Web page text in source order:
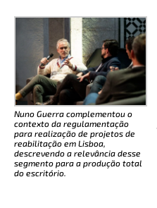
Nuno Guerra complementou o
contexto da regulamentação
para realização de projetos de
reabilitação em Lisboa,
descrevendo a relevância desse
segmento para a produção total
do escritório.